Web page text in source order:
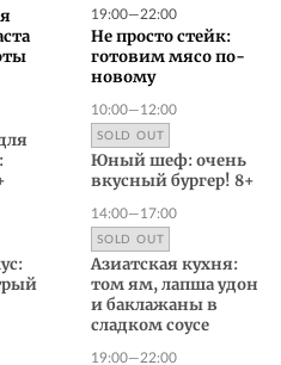
19:00—22:00
Не просто стейк:
готовим мясо по-
новому
10:00—12:00
SOLD OUT
Юный шеф: очень
вкусный бургер! 8+
14:00—17:00
SOLD OUT
Азиатская кухня:
том ям, лапша удон
и баклажаны в
сладком соусе
19:00—22:00